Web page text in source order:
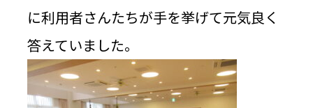
に利用者さんたちが手を挙げて元気良く
答えていました。